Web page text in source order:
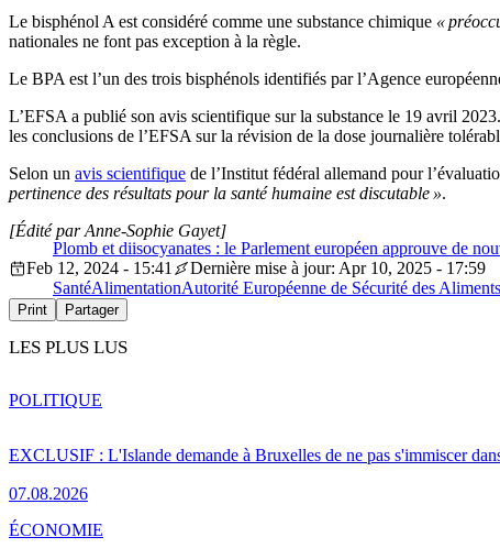
Le bisphénol A est considéré comme une substance chimique «
nationales ne font pas exception à la règle.
Le BPA est l’un des trois bisphénols identifiés par l’Agence
L’EFSA a publié son avis scientifique sur la substance le 19 avril
les conclusions de l’EFSA sur la révision de la dose journalière
Selon un avis scientifique de l’Institut fédéral allemand pour
pertinence des résultats pour la santé humaine est discutable ».
Plomb et diisocyanates : le Parlement européen approuve de
[Édité par Anne-Sophie Gayet]
Feb 12, 2024 - 15:41
Dernière mise à jour: Apr 10, 2025 - 17:59
SantéAlimentationAutorité Européenne de Sécurité des
Print Partager
LES PLUS LUS
EXCLUSIF : L'Islande demande à Bruxelles de ne pas s'immiscer
07.08.2026
POLITIQUE
ÉCONOMIE